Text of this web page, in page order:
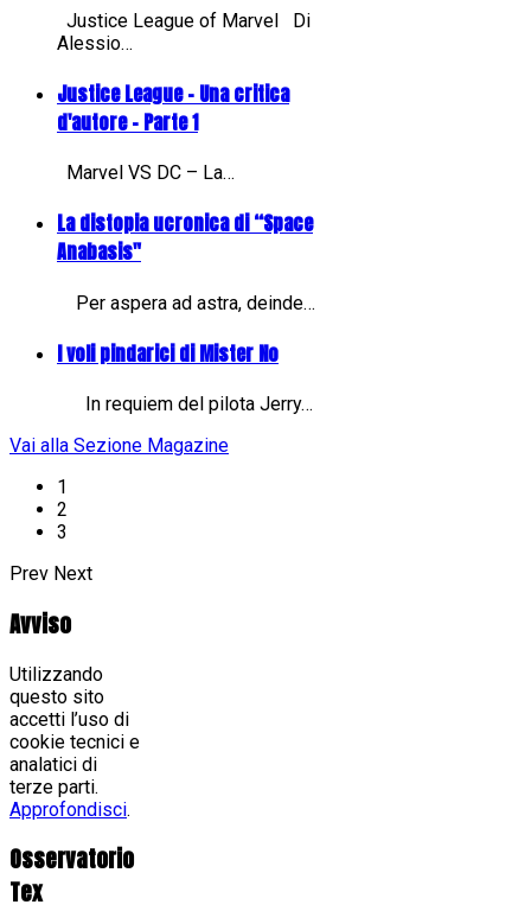
Justice League of Marvel Di
Alessio…
Justice League - Una critica
d'autore - Parte 1
Marvel VS DC – La…
La distopia ucronica di “Space
Anabasis"
Per aspera ad astra, deinde…
I voli pindarici di Mister No
In requiem del pilota Jerry…
Vai alla Sezione Magazine
1
2
3
Prev Next
Avviso
Utilizzando
questo sito
accetti l’uso di
cookie tecnici e
analatici di
terze parti.
Approfondisci.
Osservatorio
Tex